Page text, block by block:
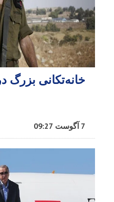
خانه‌تکانی بزرگ
7 آگوست 09:27